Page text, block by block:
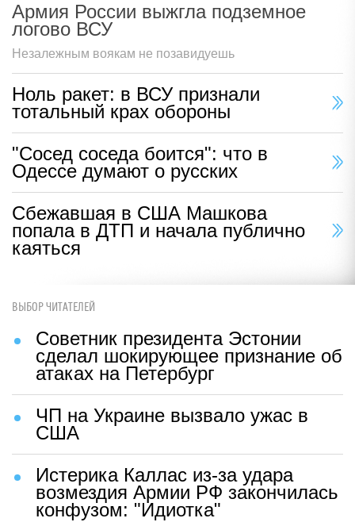
Армия России выжгла подземное
логово ВСУ
Незалежным воякам не позавидуешь
Ноль ракет: в ВСУ признали
тотальный крах обороны
"Сосед соседа боится": что в
Одессе думают о русских
Сбежавшая в США Машкова
попала в ДТП и начала публично
каяться
ВЫБОР ЧИТАТЕЛЕЙ
Советник президента Эстонии
сделал шокирующее признание об
атаках на Петербург
ЧП на Украине вызвало ужас в
США
Истерика Каллас из-за удара
возмездия Армии РФ закончилась
конфузом: "Идиотка"